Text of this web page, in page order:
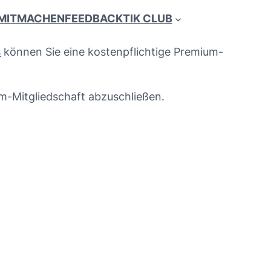
FEEDBACKTIK CLUB
können Sie eine kostenpflichtige Premium-
Mitgliedschaft abzuschließen.